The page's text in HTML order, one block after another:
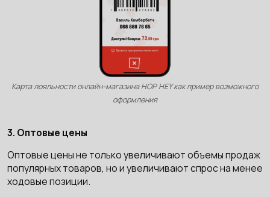
Карта лояльности онлайн-магазина HOP HEY как пример возможного
оформления
3. Оптовые цены
Оптовые цены не только увеличивают объемы продаж
популярных товаров, но и увеличивают спрос на менее
ходовые позиции.